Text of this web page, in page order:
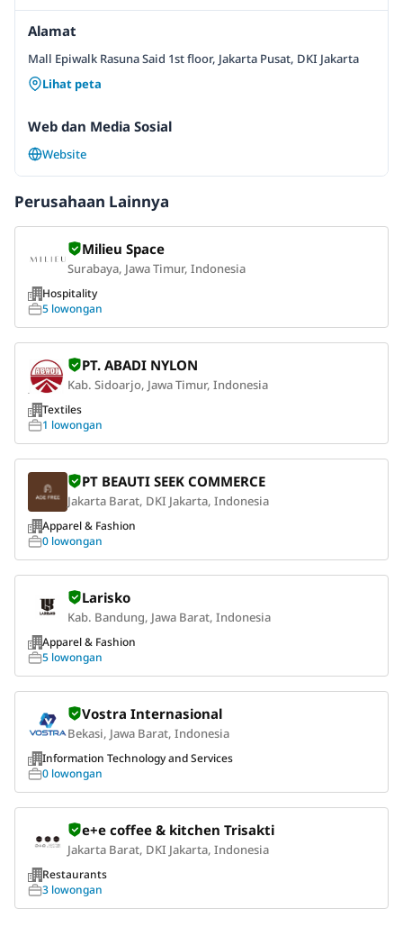
Alamat
Mall Epiwalk Rasuna Said 1st floor, Jakarta Pusat, DKI Jakarta
Lihat peta
Web dan Media Sosial
Website
Perusahaan Lainnya
Milieu Space
Surabaya, Jawa Timur, Indonesia
Hospitality
5 lowongan
PT. ABADI NYLON
Kab. Sidoarjo, Jawa Timur, Indonesia
Textiles
1 lowongan
PT BEAUTI SEEK COMMERCE
Jakarta Barat, DKI Jakarta, Indonesia
Apparel & Fashion
0 lowongan
Larisko
Kab. Bandung, Jawa Barat, Indonesia
Apparel & Fashion
5 lowongan
Vostra Internasional
Bekasi, Jawa Barat, Indonesia
Information Technology and Services
0 lowongan
e+e coffee & kitchen Trisakti
Jakarta Barat, DKI Jakarta, Indonesia
Restaurants
3 lowongan